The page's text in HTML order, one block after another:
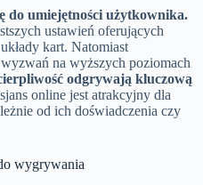
do umiejętności użytkownika.
ustawień oferujących
kart. Natomiast
na wyższych poziomach
odgrywają kluczową
online jest atrakcyjny dla
od ich doświadczenia czy
wygrywania